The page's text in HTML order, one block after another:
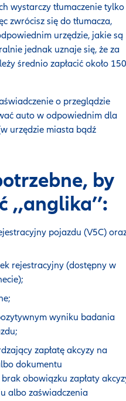
wystarczy tłumaczenie tylko
zwrócisz się do tłumacza,
urzędzie, jakie są
jednak uznaje się, że za
średnio zapłacić około 150
o przeglądzie
auto w odpowiednim dla
urzędzie miasta bądź
by
,,anglika’’:
pojazdu (V5C)
rejestracyjny (dostępny w
wyniku badania
zapłatę akcyzy na
dokumentu
obowiązku zapłaty
albo zaświadczenia